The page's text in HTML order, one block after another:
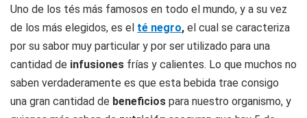
Uno de los tés más famosos en todo el mundo, y a su vez
de los más elegidos, es el té negro, el cual se caracteriza
por su sabor muy particular y por ser utilizado para una
cantidad de infusiones frías y calientes. Lo que muchos no
saben verdaderamente es que esta bebida trae consigo
una gran cantidad de beneficios para nuestro organismo, y